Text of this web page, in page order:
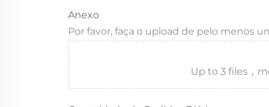
Anexo
Por favor, faça o upload de pelo menos
Up to 3 files，